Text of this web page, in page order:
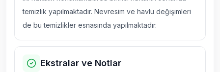
temizlik yapılmaktadır. Nevresim ve havlu değişimleri
de bu temizlikler esnasında yapılmaktadır.
Ekstralar ve Notlar